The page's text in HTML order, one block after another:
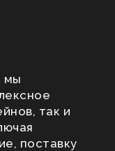
мы
так и
поставку